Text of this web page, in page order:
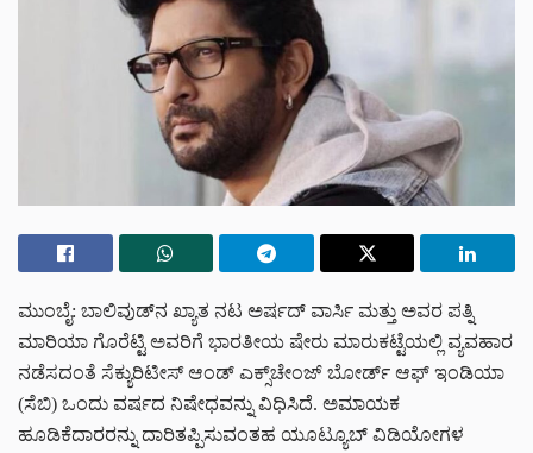
ಮುಂಬೈ: ಬಾಲಿವುಡ್‌ನ ಖ್ಯಾತ ನಟ ಅರ್ಷದ್‌ ವಾರ್ಸಿ ಮತ್ತು ಅವರ ಪತ್ನಿ
ಮಾರಿಯಾ ಗೊರೆಟ್ಟಿ ಅವರಿಗೆ ಭಾರತೀಯ ಷೇರು ಮಾರುಕಟ್ಟೆಯಲ್ಲಿ ವ್ಯವಹಾರ
ನಡೆಸದಂತೆ ಸೆಕ್ಯುರಿಟೀಸ್‌ ಆಂಡ್‌ ಎಕ್ಸ್‌ಚೇಂಜ್‌ ಬೋರ್ಡ್‌ ಆಫ್‌ ಇಂಡಿಯಾ
(ಸೆಬಿ) ಒಂದು ವರ್ಷದ ನಿಷೇಧವನ್ನು ವಿಧಿಸಿದೆ. ಅಮಾಯಕ
ಹೂಡಿಕೆದಾರರನ್ನು ದಾರಿತಪ್ಪಿಸುವಂತಹ ಯೂಟ್ಯೂಬ್‌ ವಿಡಿಯೋಗಳ